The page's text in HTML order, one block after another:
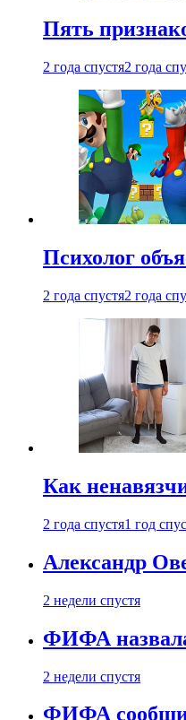
Пять
2 года спустя2 года
Психолог
2 года спустя2 года
Как
2 года спустя1 год
Александр
2 недели спустя
ФИФА
2 недели спустя
ФИФА